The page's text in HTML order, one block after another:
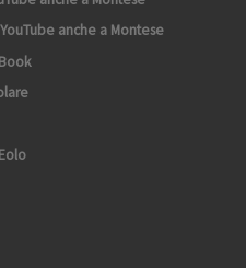
anche a Montese